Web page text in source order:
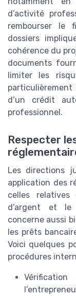
d’activité
rembourser le
dossiers
cohérence du
documents
limiter les
particulièrement
d’un crédit
professionnel.
Respecter
Les directions
application des
celles
d’argent et le
concerne aussi
les prêts
Voici quelques
procédures